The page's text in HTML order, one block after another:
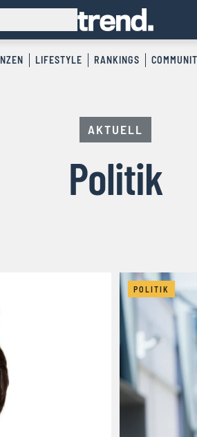
LIFESTYLE RANKINGS
AKTUELL
Politik
POLITIK